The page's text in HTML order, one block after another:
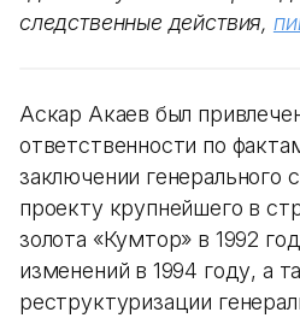
следственные действия,
Аскар Акаев был
ответственности по
заключении генерального
проекту крупнейшего в
золота «Кумтор» в 1992
изменений в 1994 году, а
реструктуризации